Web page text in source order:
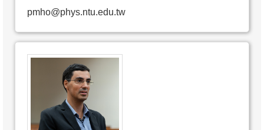
pmho@phys.ntu.edu.tw